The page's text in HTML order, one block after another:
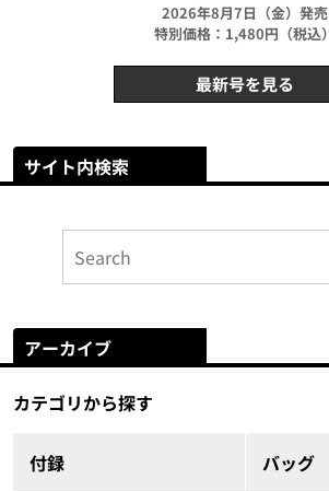
2026年8月7日（金）発売
特別価格：1,480円（税込）
最新号を見る
サイト内検索
アーカイブ
カテゴリから探す
付録 バッグ